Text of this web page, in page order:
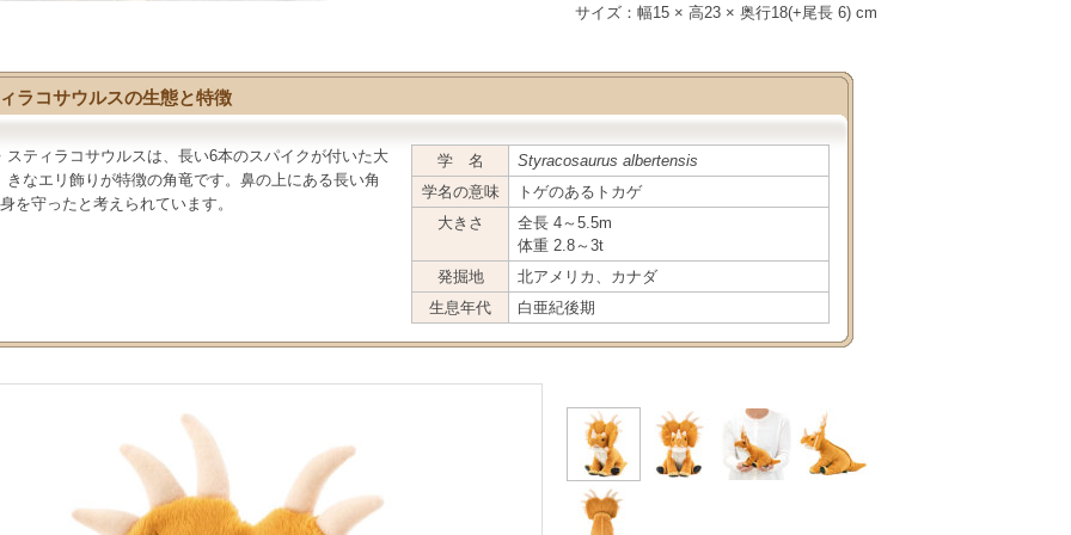
サイズ：幅15 × 高23 × 奥行18(+尾長 6) cm
ラコサウルスの生態と特徴
スティラコサウルス は、長い6本のスパイクが付いた大
きなエリ飾りが特徴の角竜です。鼻の上にある長い角
を守ったと考えられています。
学 名
Styracosaurus albertensis
学名の意味
トゲのあるトカゲ
大きさ
全長 4～5.5m
体重 2.8～3t
発掘地
北アメリカ、カナダ
生息年代
白亜紀後期